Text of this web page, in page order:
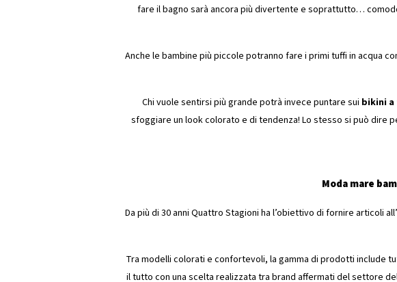
fare il bagno sarà ancora più divertente e soprattutto…
Anche le bambine più piccole potranno fare i primi tuffi in acqua
Chi vuole sentirsi più grande potrà invece puntare sui bikini a
sfoggiare un look colorato e di tendenza! Lo stesso si può dire
Moda mare
Da più di 30 anni Quattro Stagioni ha l’obiettivo di fornire articoli
Tra modelli colorati e confortevoli, la gamma di prodotti include
il tutto con una scelta realizzata tra brand affermati del settore